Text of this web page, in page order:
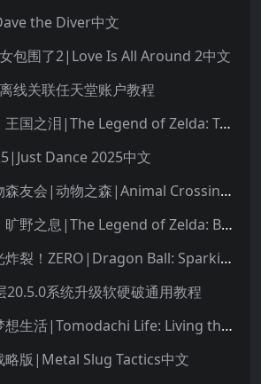
the Diver中文
包围了2|Love Is All Around 2中文
线关联任天堂账户教程
塞尔达传说：王国之泪|The Legend of Zelda: Tears of the Kingdom中文
Dance 2025中文
集合啦！动物森友会|动物之森|Animal Crossing: New Horizons中文
塞尔达传说：旷野之息|The Legend of Zelda: Breath of the Wild中文
七龙珠：电光炸裂！ZERO|Dragon Ball: Sparking! Zero中文
20.5.0系统升级软硬破通用教程
朋友收集：梦想生活|Tomodachi Life: Living the Dream中文
略版|Metal Slug Tactics中文